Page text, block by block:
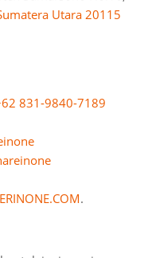
Utara 20115
831-9840-7189
.